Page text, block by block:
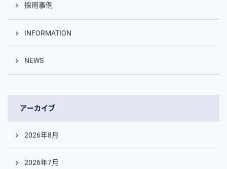
採用事例
INFORMATION
NEWS
アーカイブ
2026年8月
2026年7月